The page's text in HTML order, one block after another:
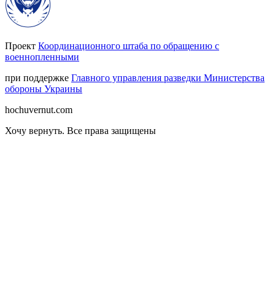
Проект Координационного штаба по обращению с
военнопленными
при поддержке Главного управления разведки Министерства
обороны Украины
hochuvernut.com
Хочу вернуть. Все права защищены